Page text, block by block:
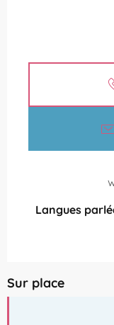
Langues
Langues
Sur place